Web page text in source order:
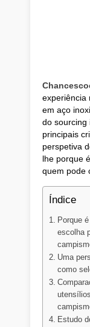
experiência
em aço
do sourcing
principais
perspetiva
lhe porque
quem pode
Índice
Porque
escolha
Uma
como
Estudo